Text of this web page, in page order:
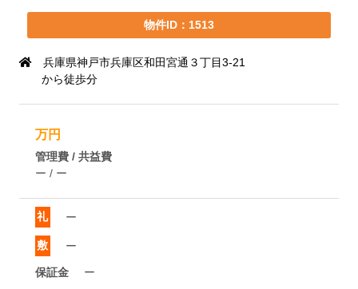
物件ID：1513
兵庫県神戸市兵庫区和田宮通３丁目3-21
から徒歩分
万円
管理費 / 共益費
ー / ー
礼 ー
敷 ー
保証金
ー